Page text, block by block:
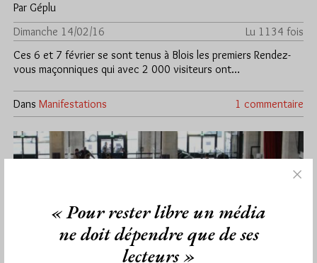
Par Géplu
Dimanche 14/02/16
Lu 1134 fois
Ces 6 et 7 février se sont tenus à Blois les premiers Rendez-
vous maçonniques qui avec 2 000 visiteurs ont…
Dans Manifestations 1 commentaire
« Pour rester libre un média
ne doit dépendre que de ses
lecteurs »